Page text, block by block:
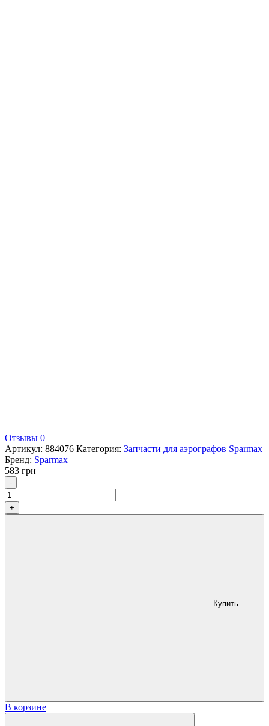
Отзывы 0
Артикул: 884076 Категория: Запчасти для аэрографов Sparmax
Бренд: Sparmax
583 грн
- Количество
+
Купить
В корзине